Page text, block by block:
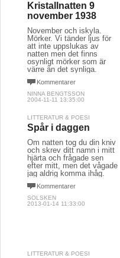
Kristallnatten 9
november 1938
November och iskyla.
Mörker. Vi tänder ljus för
att inte uppslukas av
natten men det finns
osynligt mörker som är
värre än det synliga.
Kommentarer
NINNA BENGTSSON
2004-11-11 13:35:00
LITTERATUR & POESI
Spår i daggen
Om natten tog du din kniv
och skrev ditt namn i mitt
hjärta och frågade sen
efter mitt, men det vågade
jag aldrig komma ihåg.
Kommentarer
SOLSKEN
2013-01-14 11:33:00
LITTERATUR & POESI